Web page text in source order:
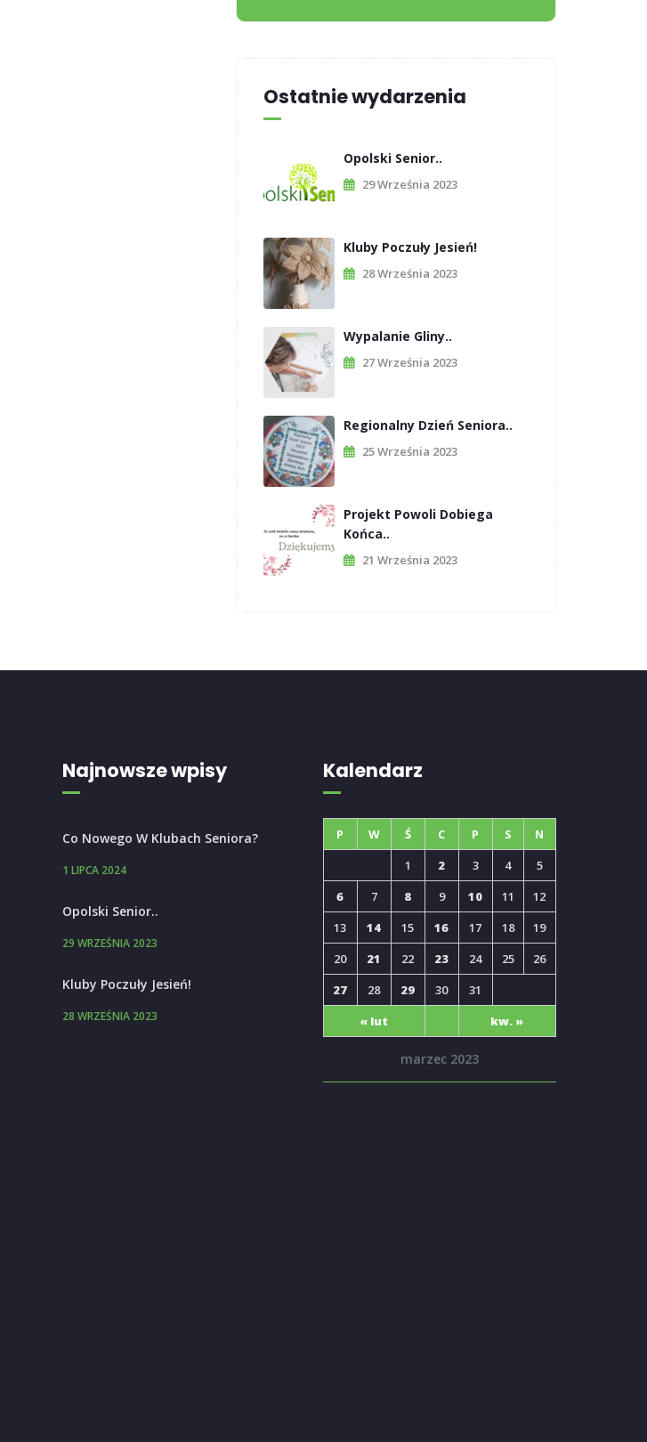
Ostatnie wydarzenia
Opolski Senior..
29 Września 2023
Kluby Poczuły Jesień!
28 Września 2023
Wypalanie Gliny..
27 Września 2023
Regionalny Dzień Seniora..
25 Września 2023
Projekt Powoli Dobiega
Końca..
21 Września 2023
Najnowsze wpisy
Co Nowego W Klubach Seniora?
1 LIPCA 2024
Opolski Senior..
29 WRZEŚNIA 2023
Kluby Poczuły Jesień!
28 WRZEŚNIA 2023
Kalendarz
marzec 2023
P W Ś C P S N
« lut kw. »
1 2 3 4
5
6
7 8 9 10 11
12
13
14 15 16 17 18
19
20
21 22 23 24 25
26
27
28 29 30 31